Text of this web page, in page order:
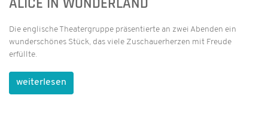
Die englische Theatergruppe präsentierte an zwei Abenden ein
wunderschönes Stück, das viele Zuschauerherzen mit Freude
erfüllte.
weiterlesen